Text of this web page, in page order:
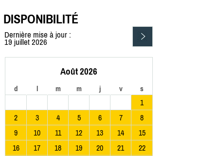
DISPONIBILITÉ
Dernière mise à jour :
19 juillet 2026
Août 2026
d l m m j v s
1
2
3 4 5 6 7
8
9
10 11 12 13 14
15
16
17 18 19 20 21
22